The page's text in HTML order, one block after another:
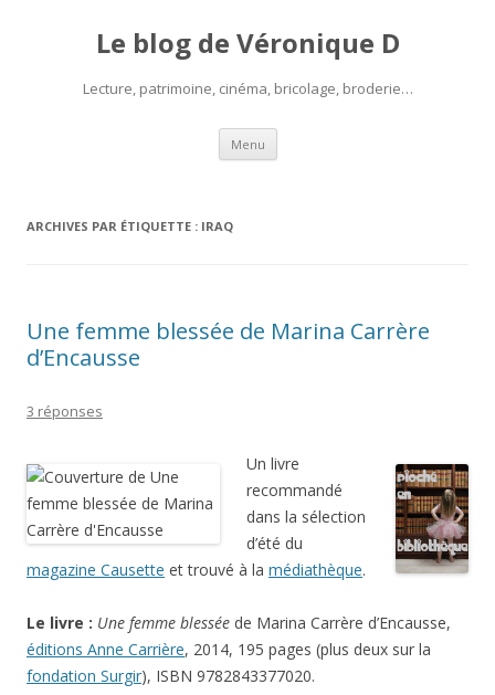
Le blog de Véronique D
Lecture, patrimoine, cinéma, bricolage, broderie…
Menu Aller
contenu
ARCHIVES PAR ÉTIQUETTE : IRAQ
Une femme blessée de Marina Carrère
d’Encausse
3 réponses
Un livre
recommandé
dans la sélection
d’été du
magazine Causette et trouvé à la médiathèque.
Le livre : Une femme blessée de Marina Carrère d’Encausse,
éditions Anne Carrière, 2014, 195 pages (plus deux sur la
fondation Surgir), ISBN 9782843377020.